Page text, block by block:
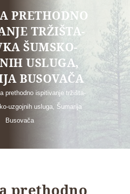
PRETHODNO
TRŽIŠTA-
ŠUMSKO-
USLUGA,
BUSOVAČA
prethodno ispitivanje tržišta-
uzgojnih usluga, Šumarija
Busovača
prethodno